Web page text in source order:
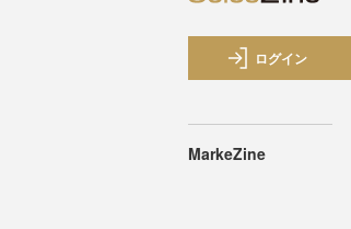
ログイン
MarkeZine